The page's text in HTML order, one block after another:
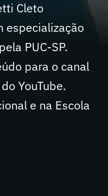
Cleto
especialização
PUC-SP.
para o canal
YouTube.
e na Escola